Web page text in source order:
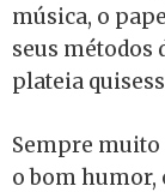
música, o
seus métodos
plateia
Sempre muito
o bom humor,